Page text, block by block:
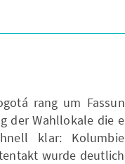
rang um
der Wahllokale die
klar:
wurde